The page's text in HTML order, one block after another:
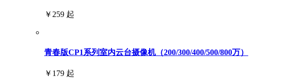
￥259 起
青春版CP1系列室内云台摄像机（200/300/400/500/800万）
￥179 起